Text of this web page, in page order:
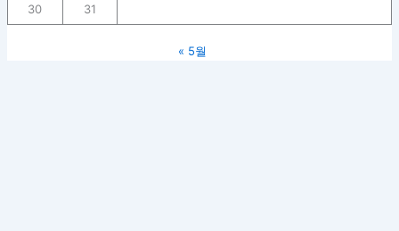
30 31
« 5월